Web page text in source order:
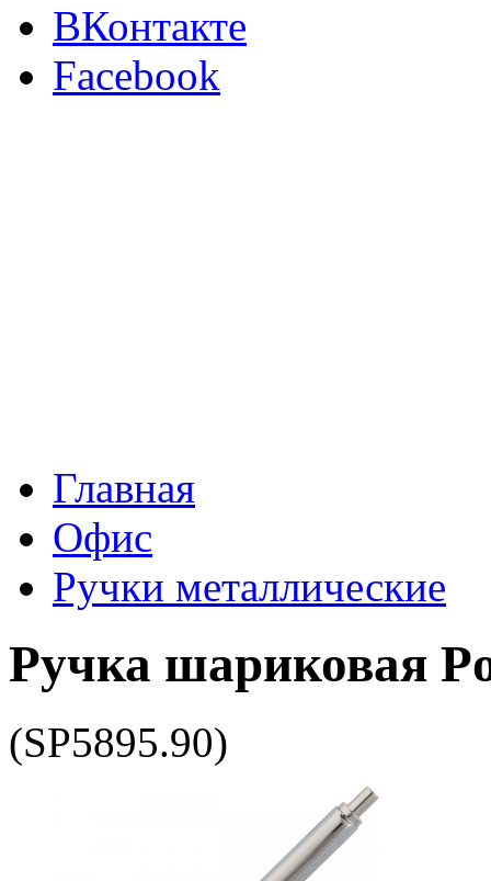
ВКонтакте
Facebook
Главная
Офис
Ручки металлические
Ручка шариковая
(SP5895.90)